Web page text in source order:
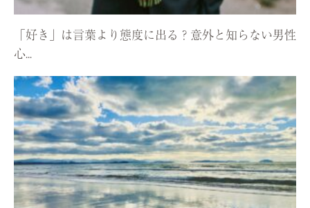
「好き」は言葉より態度に出る？意外と知らない男性
心...